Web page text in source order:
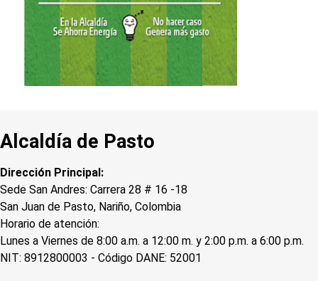
Alcaldía de Pasto
Dirección Principal:
Sede San Andres: Carrera 28 # 16 -18
San Juan de Pasto, Nariño, Colombia
Horario de atención:
Lunes a Viernes de 8:00 a.m. a 12:00 m. y 2:00 p.m. a 6:00 p.m.
NIT: 8912800003 - Código DANE: 52001